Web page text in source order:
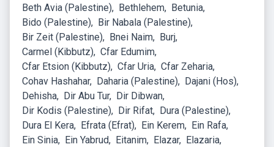
Beth Avia (Palestine)
Bethlehem
Betunia
Bido (Palestine)
Bir Nabala (Palestine)
Bir Zeit (Palestine)
Bnei Naim
Burj
Carmel (Kibbutz) Cfar Edumim
Cfar Etsion (Kibbutz) Cfar Uria Cfar Zeharia
Cohav Hashahar
Daharia (Palestine)
Dajani (Hos)
Dehisha
Dir Abu Tur
Dir Dibwan
Dir Kodis (Palestine)
Dir Rifat
Dura (Palestine)
Dura El Kera
Efrata (Efrat) Ein Kerem
Ein Rafa
Ein Sinia
Ein Yabrud Eitanim Elazar
Elazaria